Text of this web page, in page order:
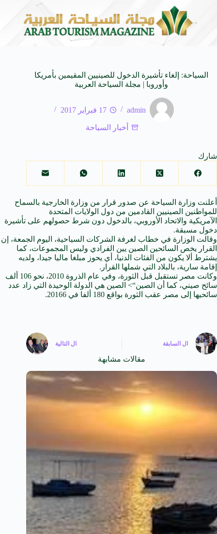
كيفنا.. في كل وجهة سحر خاص* 8 أغسطس 2026 افتتاح اكبر صالة
السياحة: إلغاء تأشيرة الدخول للصينيين المقيمين بأمريكا
وأوروبا | مجلة السياحة العربية
admin 17 فبراير 2017
أخبار السياحة
شارك
أعلنت وزارة السياحة عن صدور قرار من وزارة الخارجية بالسماح
للمواطنین الصینیین القادمین من دول الولايات المتحدة
الآمريكية والاتحاد الأوروبي، بالدخول دون شرط حصولھم على تأشیرة
دخول مسبقة.
وقالت الوزارة في خطاب لغرفة الشركات السياحية، اليوم الجمعة، إن
القرار يخص السائحين الصين يين الفرادي وليس المجموعات، كما
يشترط ألا یكون من الفئات الدنیا، أي يحوز مبلغا ماليا جيدا، ولدیه
إقامة ساریة، بالبلاد التي شملها القرار.
وكانت مصر تستقبل قبل الثورة، وفي عام الذروة 2010، نحو 106 ألف
سائح صيني، كما أن الصين“> الصين هي الدولة الوحيدة التي زاد عدد
سائحيها إلى مصر عقب الثورة بواقع 180 ألفا في 20166.
ال السابقة ال التالية
مقالات مشابهة